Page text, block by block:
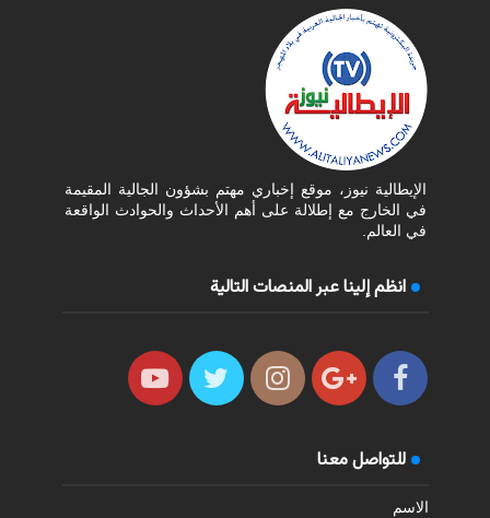
الإيطالية نيوز، موقع إخباري مهتم بشؤون الجالية المقيمة
في الخارج مع إطلالة على أهم الأحداث والحوادث الواقعة
في العالم.
انظم إلينا عبر المنصات التالية
للتواصل معنا
الاسم